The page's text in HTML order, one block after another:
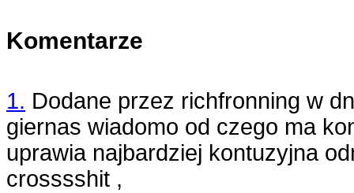
Komentarze
1. Dodane przez richfronning w
giernas wiadomo od czego ma
uprawia najbardziej kontuzyjna
crosssshit ,